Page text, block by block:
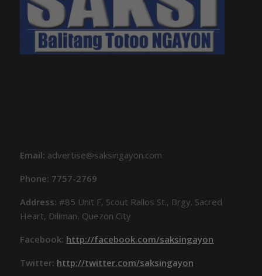
Email: advertise@saksingayon.com
Phone: 7757-2769
Address:#85 Unit F, Scout Rallos St., Brgy. Sacred
Heart, Diliman, Quezon City
Facebook: http://facebook.com/saksingayon
Twitter: http://twitter.com/saksingayon